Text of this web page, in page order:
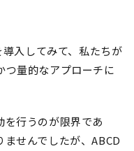
入してみて、私たちが
つ量的なアプローチに
を行うのが限界であ
せんでしたが、ABCD